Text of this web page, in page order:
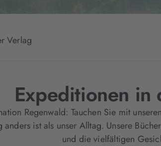
Verlag
Expeditionen in
Regenwald: Tauchen Sie mit
anders ist als unser Alltag. Unsere
und die vielfältigen